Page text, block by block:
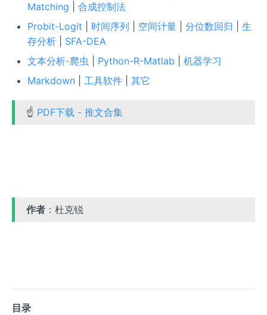
Matching
合成控制法
Probit-Logit
时间序列 空间计量| 分位数回归
生
存分析| SFA-DEA
文本分析-爬虫
Python-R-Matlab
机器学习
Markdown| 工具软件| 其它
☝ PDF下载 - 推文合集
作者 ：杜克锐
目录